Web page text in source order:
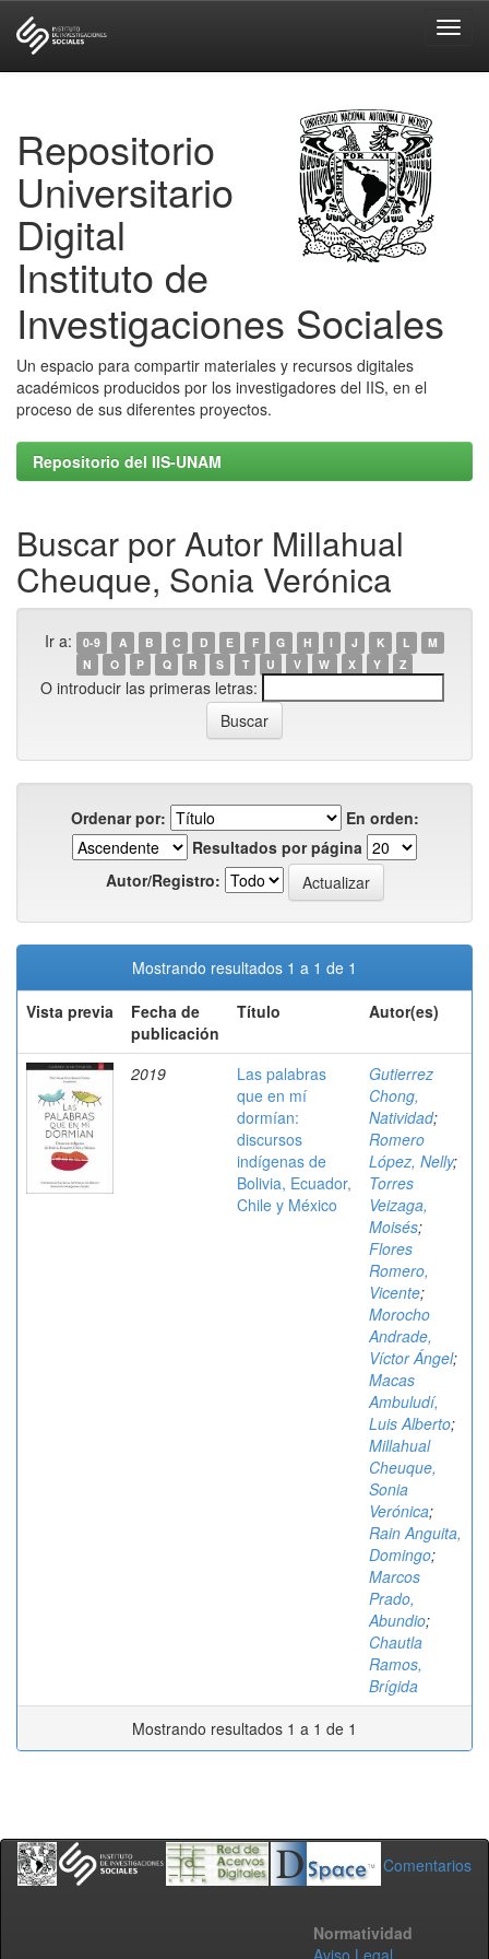
Repositorio
Universitario
Digital
Instituto de
Investigaciones Sociales
Un espacio para compartir materiales y recursos digitales
académicos producidos por los investigadores del IIS, en el
proceso de sus diferentes proyectos.
Repositorio del IIS-UNAM
Buscar por Autor Millahual
Cheuque, Sonia Verónica
Ir a: 0-9 A B C D E F G H I J K L
M
N
O P Q R S T U V W X Y Z
O introducir las primeras letras:
Ordenar por:
En orden:
Resultados por página
Autor/Registro:
Mostrando resultados 1 a 1 de 1
Vista previa
Fecha de
publicación
Título Autor(es)
2019
Las palabras
que en mí
dormían:
discursos
indígenas de
Bolivia, Ecuador,
Chile y México
Gutierrez
Chong,
Natividad;
Romero
López, Nelly;
Torres
Veizaga,
Moisés;
Flores
Romero,
Vicente;
Morocho
Andrade,
Víctor Ángel;
Macas
Ambuludí,
Luis Alberto;
Millahual
Cheuque,
Sonia
Verónica;
Rain Anguita,
Domingo;
Marcos
Prado,
Abundio;
Chautla
Ramos,
Brígida
Mostrando resultados 1 a 1 de 1
Comentarios
Normatividad
Aviso Legal